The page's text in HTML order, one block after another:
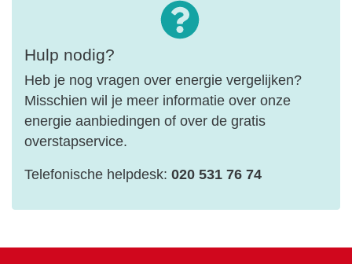
Hulp nodig?
Heb je nog vragen over energie vergelijken?
Misschien wil je meer informatie over onze
energie aanbiedingen of over de gratis
overstapservice.
Telefonische helpdesk: 020 531 76 74